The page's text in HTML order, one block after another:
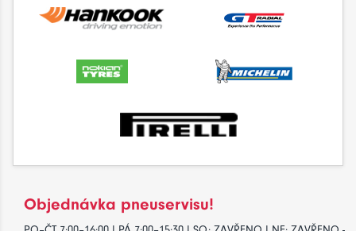
Objednávka pneuservisu!